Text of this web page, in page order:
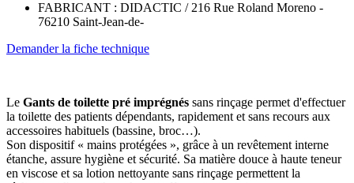
FABRICANT : DIDACTIC / 216 Rue Roland Moreno -
76210 Saint-Jean-de-
Demander la fiche technique
Le Gants de toilette pré imprégnés sans rinçage permet d'effectuer
la toilette des patients dépendants, rapidement et sans recours aux
accessoires habituels (bassine, broc…).
Son dispositif « mains protégées », grâce à un revêtement interne
étanche, assure hygiène et sécurité. Sa matière douce à haute teneur
en viscose et sa lotion nettoyante sans rinçage permettent la